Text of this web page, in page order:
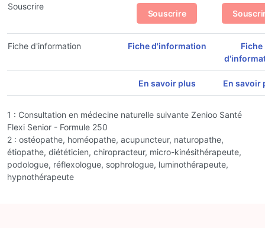
Souscrire
Souscrire
Fiche d'information Fiche d'information
Fiche
En savoir plus En savoir
1 : Consultation en médecine naturelle suivante Zenioo Santé
Flexi Senior - Formule 250
2 : ostéopathe, homéopathe, acupuncteur, naturopathe,
étiopathe, diététicien, chiropracteur, micro-kinésithérapeute,
podologue, réflexologue, sophrologue, luminothérapeute,
hypnothérapeute